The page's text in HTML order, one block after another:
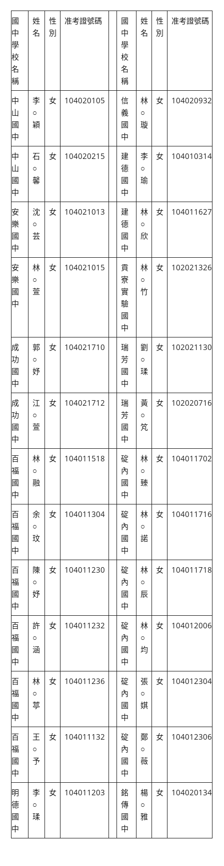
國
中
學
校
名
稱
姓
名
性
別
准考證號碼
國
中
學
校
名
稱
姓
名
性
別
准考證號碼
中
山
國
中
李
○
穎
女 104020105
信
義
國
中
林
○
璇
女 104020932
中
山
國
中
石
○
馨
女 104020215
建
德
國
中
李
○
瑜
女 104010314
安
樂
國
中
沈
○
芸
女 104021013
建
德
國
中
林
○
欣
女 104011627
安
樂
國
中
林
○
萱
女 104021015
貢
寮
實
驗
國
中
林
○
竹
女 102021326
成
功
國
中
郭
○
妤
女 104021710
瑞
芳
國
中
劉
○
瑈
女 102021130
成
功
國
中
江
○
萱
女 104021712
瑞
芳
國
中
黃
○
竼
女 102020716
百
福
國
中
林
○
融
女 104011518
碇
內
國
中
林
○
臻
女 104011702
百
福
國
中
余
○
玟
女 104011304
碇
內
國
中
林
○
諾
女 104011716
百
福
國
中
陳
○
妤
女 104011230
碇
內
國
中
林
○
辰
女 104011718
百
福
國
中
許
○
涵
女 104011232
碇
內
國
中
林
○
均
女 104012006
百
福
國
中
林
○
葶
女 104011236
碇
內
國
中
張
○
娸
女 104012304
百
福
國
中
王
○
予
女 104011132
碇
內
國
中
鄭
○
薇
女 104012306
明
德
國
中
李
○
瑈
女 104011203
銘
傳
國
中
楊
○
雅
女 104020134